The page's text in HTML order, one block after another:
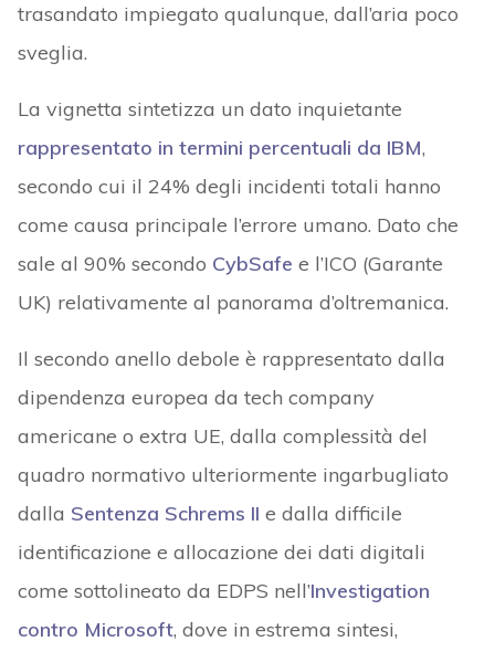
trasandato impiegato qualunque, dall’aria poco
sveglia.
La vignetta sintetizza un dato inquietante
rappresentato in termini percentuali da IBM,
secondo cui il 24% degli incidenti totali hanno
come causa principale l’errore umano. Dato che
sale al 90% secondo CybSafe e l’ICO (Garante
UK) relativamente al panorama d’oltremanica.
Il secondo anello debole è rappresentato dalla
dipendenza europea da tech company
americane o extra UE, dalla complessità del
quadro normativo ulteriormente ingarbugliato
dalla Sentenza Schrems II e dalla difficile
identificazione e allocazione dei dati digitali
come sottolineato da EDPS nell’Investigation
contro Microsoft, dove in estrema sintesi,